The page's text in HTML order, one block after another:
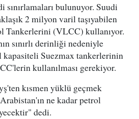
sınırlamaları bulunuyor. Suudi
2 milyon varil taşıyabilen
Tankerlerini (VLCC) kullanıyor.
sınırlı derinliği nedeniyle
Suezmax tankerlerinin
kullanılması gerekiyor.
kısmen yüklü geçmek
ne kadar petrol
dedi.